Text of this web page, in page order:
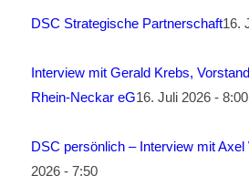
DSC Strategische Partnerschaft16.
Interview mit Gerald Krebs,
Rhein-Neckar eG16. Juli 2026 - 8:00
DSC persönlich – Interview mit Axel
2026 - 7:50